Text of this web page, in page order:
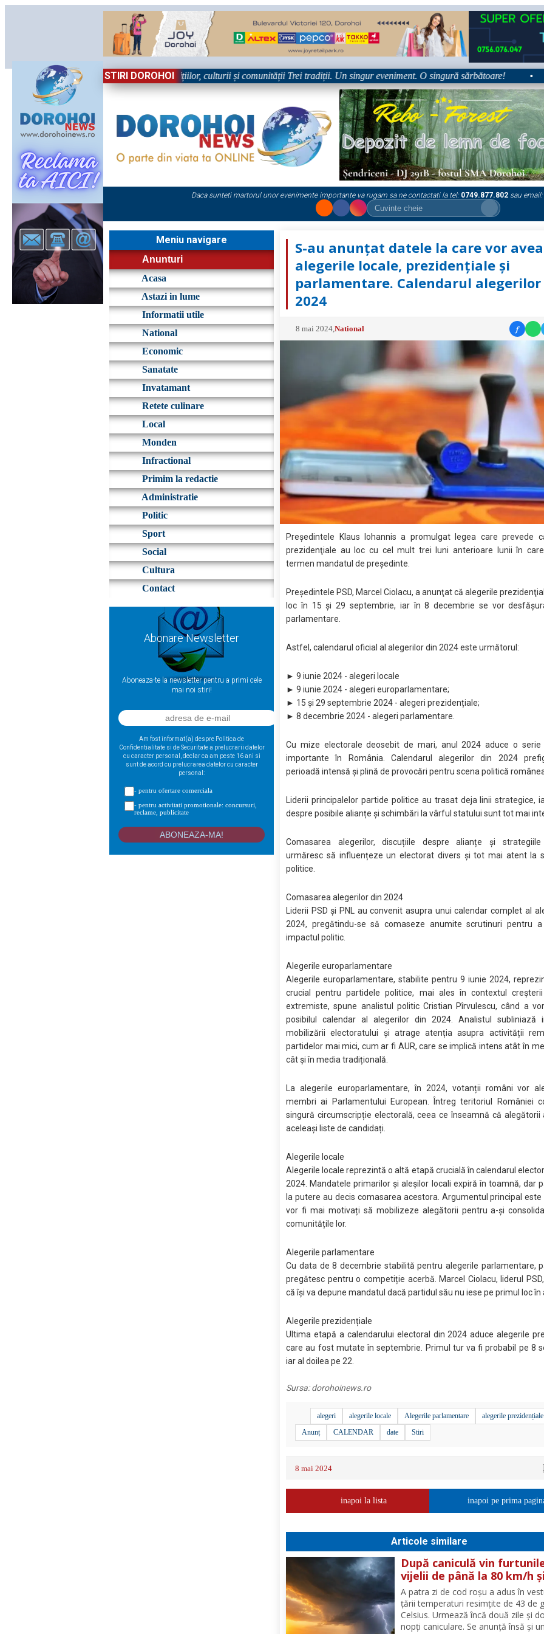
STIRI DOROHOI
Sărbătoare!” – trei zile dedicate tradițiilor, culturii și comunității Trei tradiții. Un singur eveniment. O singură sărbătoare! •
Daca sunteti martorul unor evenimente importante va rugam sa ne contactati la tel: 0749.877.802 sau email:
Meniu navigare
Anunturi
Acasa
Astazi in lume
Informatii utile
National
Economic
Sanatate
Invatamant
Retete culinare
Local
Monden
Infractional
Primim la redactie
Administratie
Politic
Sport
Social
Cultura
Contact
Abonare Newsletter
Aboneaza-te la newsletter pentru a primi cele
mai noi stiri!
Am fost informat(a) despre Politica de
Confidentialitate si de Securitate a prelucrarii datelor
cu caracter personal, declar ca am peste 16 ani si
sunt de acord cu prelucrarea datelor cu caracter
personal:
- pentru ofertare comerciala
- pentru activitati promotionale: concursuri,
reclame, publicitate
S-au anunțat datele la care vor
alegerile locale, prezidențiale și
parlamentare. Calendarul alegerilor
2024
8 mai 2024 ,National f
Preşedintele Klaus Iohannis a promulgat legea care prevede
prezidenţiale au loc cu cel mult trei luni anterioare lunii în
termen mandatul de preşedinte.
Preşedintele PSD, Marcel Ciolacu, a anunţat că alegerile
loc în 15 şi 29 septembrie, iar în 8 decembrie se vor
parlamentare.
Astfel, calendarul oficial al alegerilor din 2024 este următorul:
► 9 iunie 2024 - alegeri locale
► 9 iunie 2024 - alegeri europarlamentare;
► 15 și 29 septembrie 2024 - alegeri prezidențiale;
► 8 decembrie 2024 - alegeri parlamentare.
Cu mize electorale deosebit de mari, anul 2024 aduce o serie
importante în România. Calendarul alegerilor din 2024
perioadă intensă și plină de provocări pentru scena politică
Liderii principalelor partide politice au trasat deja linii strategice,
despre posibile alianțe și schimbări la vârful statului sunt tot mai
Comasarea alegerilor, discuțiile despre alianțe și strategiile
urmăresc să influențeze un electorat divers și tot mai atent la
politice.
Comasarea alegerilor din 2024
Liderii PSD și PNL au convenit asupra unui calendar complet al
2024, pregătindu-se să comaseze anumite scrutinuri pentru
impactul politic.
Alegerile europarlamentare
Alegerile europarlamentare, stabilite pentru 9 iunie 2024,
crucial pentru partidele politice, mai ales în contextul
extremiste, spune analistul politic Cristian Pîrvulescu, când a
posibilul calendar al alegerilor din 2024. Analistul subliniază
mobilizării electoratului și atrage atenția asupra activității
partidelor mai mici, cum ar fi AUR, care se implică intens atât în
cât și în media tradițională.
La alegerile europarlamentare, în 2024, votanții români vor
membri ai Parlamentului European. Întreg teritoriul României
singură circumscripție electorală, ceea ce înseamnă că alegătorii
aceleași liste de candidați.
Alegerile locale
Alegerile locale reprezintă o altă etapă crucială în calendarul
2024. Mandatele primarilor și aleșilor locali expiră în toamnă, dar
la putere au decis comasarea acestora. Argumentul principal este
vor fi mai motivați să mobilizeze alegătorii pentru a-și
comunitățile lor.
Alegerile parlamentare
Cu data de 8 decembrie stabilită pentru alegerile parlamentare,
pregătesc pentru o competiție acerbă. Marcel Ciolacu, liderul
că își va depune mandatul dacă partidul său nu iese pe primul loc în
Alegerile prezidențiale
Ultima etapă a calendarului electoral din 2024 aduce alegerile
care au fost mutate în septembrie. Primul tur va fi probabil pe 8
iar al doilea pe 22.
Sursa:dorohoinews.ro
alegeri alegerile locale Alegerile parlamentare
alegerile prezidențiale
Anunț
CALENDAR date Stiri
8 mai 2024
inapoi la lista inapoi pe prima
Articole similare
După caniculă vin
vijelii de până la 80 km/h și
ploi puternice în mai
zone
A patra zi de cod roşu a adus în
ţării temperaturi resimţite de 43 de
Celsius. Urmează încă două zile şi
nopţi caniculare. Se anunţă însă şi un